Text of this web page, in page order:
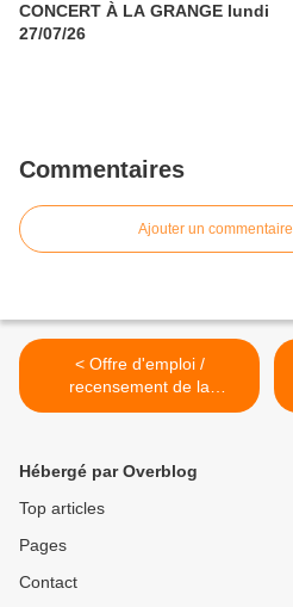
CONCERT À LA GRANGE lundi
27/07/26
Commentaires
Ajouter un commentaire
< Offre d'emploi /
recensement de la
population
Hébergé par Overblog
Top articles
Pages
Contact